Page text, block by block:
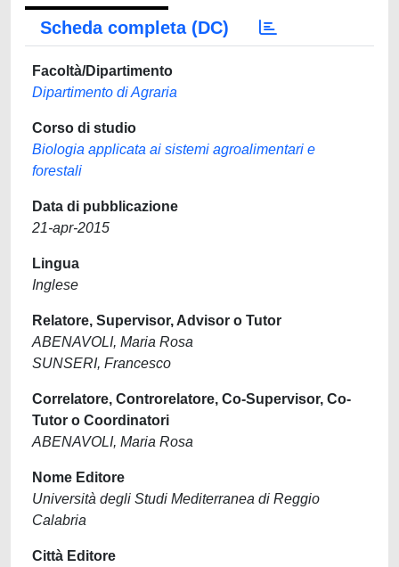
Scheda completa (DC)
Facoltà/Dipartimento
Dipartimento di Agraria
Corso di studio
Biologia applicata ai sistemi agroalimentari e
forestali
Data di pubblicazione
21-apr-2015
Lingua
Inglese
Relatore, Supervisor, Advisor o Tutor
ABENAVOLI, Maria Rosa
SUNSERI, Francesco
Correlatore, Controrelatore, Co-Supervisor, Co-
Tutor o Coordinatori
ABENAVOLI, Maria Rosa
Nome Editore
Università degli Studi Mediterranea di Reggio
Calabria
Città Editore